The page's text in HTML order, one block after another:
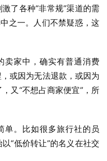
了各种“非常规”渠道的需
之一。人们不禁疑惑，这
卖家中，确实有普通消费
或因为无法退款，或因为
又“不想占商家便宜”，所
单。比如很多旅行社的员
“低价转让”的名义在社交